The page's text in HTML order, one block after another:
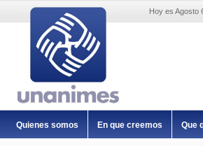
Hoy es Agosto
Quienes somos En que creemos Que